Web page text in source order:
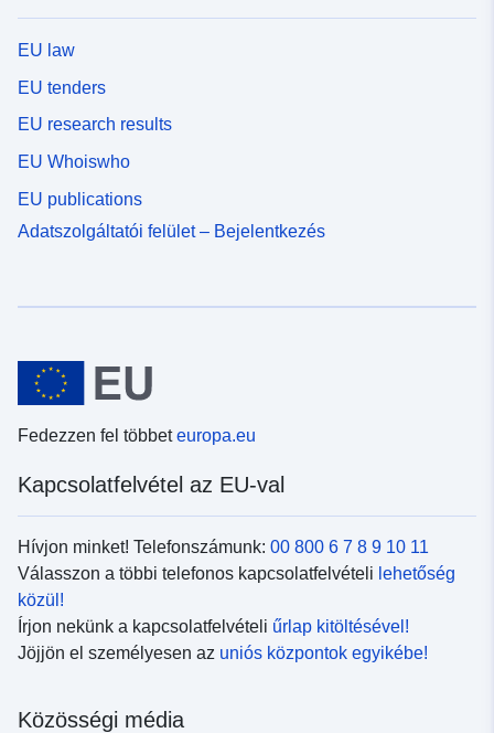
EU law
EU tenders
EU research results
EU Whoiswho
EU publications
Adatszolgáltatói felület – Bejelentkezés
Fedezzen fel többeteuropa.eu
Kapcsolatfelvétel az EU-val
Hívjon minket! Telefonszámunk: 00 800 6 7 8 9 10 11
Válasszon a többi telefonos kapcsolatfelvételi lehetőség
közül!
Írjon nekünk a kapcsolatfelvételi űrlap kitöltésével!
Jöjjön el személyesen az uniós központok egyikébe!
Közösségi média